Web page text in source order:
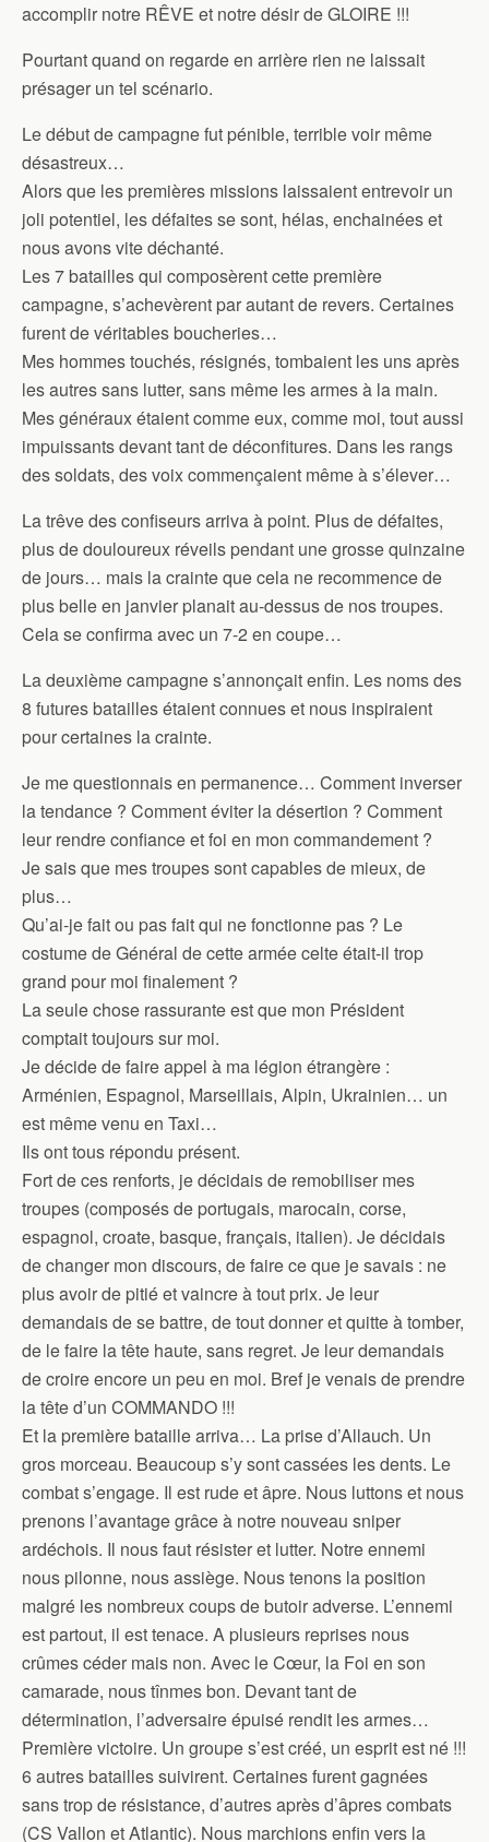
accomplir notre RÊVE et notre désir de GLOIRE !!!
Pourtant quand on regarde en arrière rien ne laissait
présager un tel scénario.
Le début de campagne fut pénible, terrible voir même
désastreux…
Alors que les premières missions laissaient entrevoir un
joli potentiel, les défaites se sont, hélas, enchainées et
nous avons vite déchanté.
Les 7 batailles qui composèrent cette première
campagne, s’achevèrent par autant de revers. Certaines
furent de véritables boucheries…
Mes hommes touchés, résignés, tombaient les uns après
les autres sans lutter, sans même les armes à la main.
Mes généraux étaient comme eux, comme moi, tout aussi
impuissants devant tant de déconfitures. Dans les rangs
des soldats, des voix commençaient même à s’élever…
La trêve des confiseurs arriva à point. Plus de défaites,
plus de douloureux réveils pendant une grosse quinzaine
de jours… mais la crainte que cela ne recommence de
plus belle en janvier planait au-dessus de nos troupes.
Cela se confirma avec un 7-2 en coupe…
La deuxième campagne s’annonçait enfin. Les noms des
8 futures batailles étaient connues et nous inspiraient
pour certaines la crainte.
Je me questionnais en permanence… Comment inverser
la tendance ? Comment éviter la désertion ? Comment
leur rendre confiance et foi en mon commandement ?
Je sais que mes troupes sont capables de mieux, de
plus…
Qu’ai-je fait ou pas fait qui ne fonctionne pas ? Le
costume de Général de cette armée celte était-il trop
grand pour moi finalement ?
La seule chose rassurante est que mon Président
comptait toujours sur moi.
Je décide de faire appel à ma légion étrangère :
Arménien, Espagnol, Marseillais, Alpin, Ukrainien… un
est même venu en Taxi…
Ils ont tous répondu présent.
Fort de ces renforts, je décidais de remobiliser mes
troupes (composés de portugais, marocain, corse,
espagnol, croate, basque, français, italien). Je décidais
de changer mon discours, de faire ce que je savais : ne
plus avoir de pitié et vaincre à tout prix. Je leur
demandais de se battre, de tout donner et quitte à tomber,
de le faire la tête haute, sans regret. Je leur demandais
de croire encore un peu en moi. Bref je venais de prendre
la tête d’un COMMANDO !!!
Et la première bataille arriva… La prise d’Allauch. Un
gros morceau. Beaucoup s’y sont cassées les dents. Le
combat s’engage. Il est rude et âpre. Nous luttons et nous
prenons l’avantage grâce à notre nouveau sniper
ardéchois. Il nous faut résister et lutter. Notre ennemi
nous pilonne, nous assiège. Nous tenons la position
malgré les nombreux coups de butoir adverse. L’ennemi
est partout, il est tenace. A plusieurs reprises nous
crûmes céder mais non. Avec le Cœur, la Foi en son
camarade, nous tînmes bon. Devant tant de
détermination, l’adversaire épuisé rendit les armes…
Première victoire. Un groupe s’est créé, un esprit est né !!!
6 autres batailles suivirent. Certaines furent gagnées
sans trop de résistance, d’autres après d’âpres combats
(CS Vallon et Atlantic). Nous marchions enfin vers la